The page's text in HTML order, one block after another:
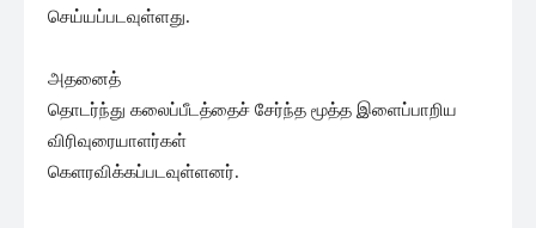
செய்யப்படவுள்ளது.
அதனைத்
தொடர்ந்து கலைப்பீடத்தைச் சேர்ந்த மூத்த இளைப்பாறிய
விரிவுரையாளர்கள்
கெளரவிக்கப்படவுள்ளனர்.